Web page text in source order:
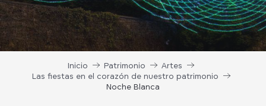
Inicio Patrimonio
Artes
Las fiestas en el corazón de nuestro patrimonio
Noche Blanca